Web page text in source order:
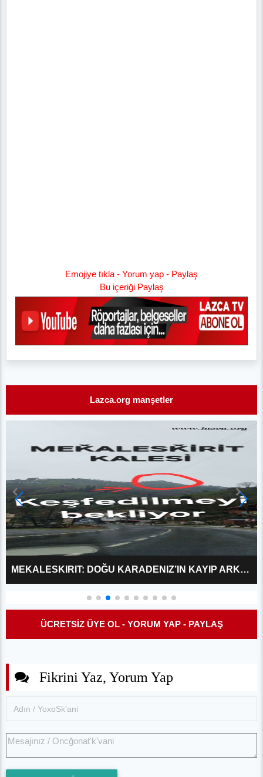
Emojiye tıkla - Yorum yap - Paylaş
Bu içeriği Paylaş
Lazca.org manşetler
DMANISI’DEN DIKKAYA’YA: İNSANLIĞIN 1.8 MILYON YILLIK MÜHENDISLIK SERÜVENI
ÜCRETSİZ ÜYE OL - YORUM YAP - PAYLAŞ
Fikrini Yaz, Yorum Yap